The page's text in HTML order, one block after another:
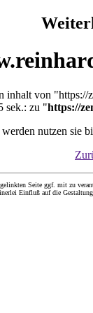
inhalt von
sek.: zu "https://
nutzen sie
Seite ggf. mit zu
Einfluß auf die